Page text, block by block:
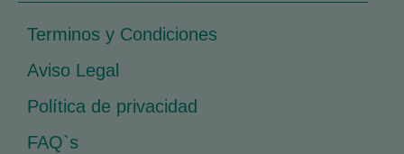
Terminos y Condiciones
Aviso Legal
Política de privacidad
FAQ`s